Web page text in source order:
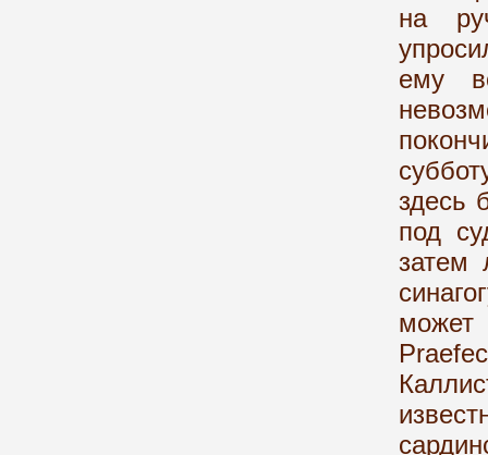
на
ему
здесь
под
затем